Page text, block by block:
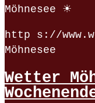
Möhnesee ☀
http s://
Möhnesee
Wetter